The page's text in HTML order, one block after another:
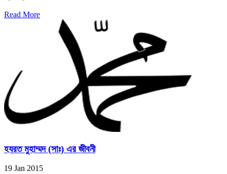
Read More
হযরত মুহাম্মদ (সাঃ) এর জীবনী
19 Jan 2015